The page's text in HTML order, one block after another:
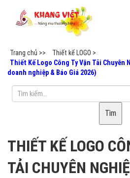
Trang chủ >>
Thiết kế LOGO >
Thiết Kế Logo Công Ty Vận Tải Chuyên
doanh nghiệp & Báo Giá 2026)
Tìm
THIẾT KẾ LOGO
TẢI CHUYÊN